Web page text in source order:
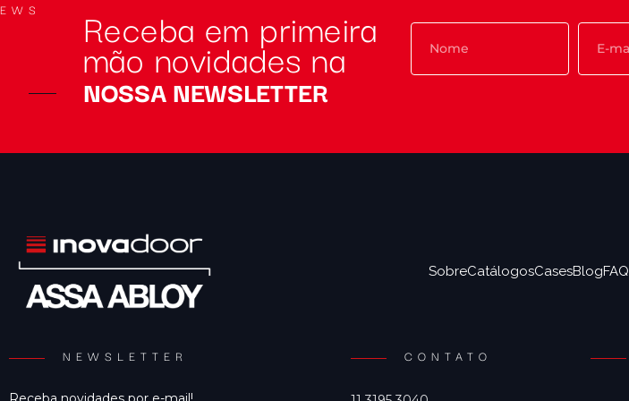
Receba em primeira
mão novidades na
NOSSA NEWSLETTER
SobreCatálogosCasesBlogFAQ
NEWSLETTER CONTATO